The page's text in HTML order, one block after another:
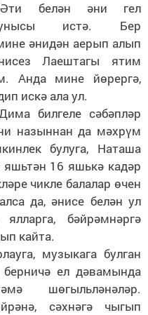
белән әни гел
истә. Бер
әнидән аерып алып
Лаештагы ятим
Анда мине йөрергә,
искә ала ул.
билгеле сәбәпләр
назыннан да мәхрүм
булуга, Наташа
16 яшькә кадәр
чикле балалар өчен
да, әнисе белән ул
бәйрәмнәргә
кайта.
музыкага булган
ел дәвамында
шөгыльләнәләр.
сәхнәгә чыгып